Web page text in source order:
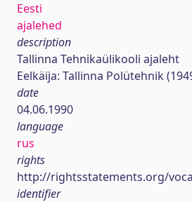
Eesti
ajalehed
description
Tallinna Tehnikaülikooli ajaleht
Eelkäija: Tallinna Polütehnik
date
04.06.1990
language
rus
rights
http://rightsstatements.org/
identifier